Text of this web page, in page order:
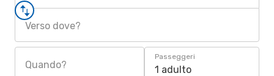
Verso dove?
Quando?
Passeggeri
1 adulto